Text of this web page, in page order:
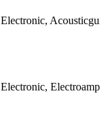
Electronic,
Electronic,